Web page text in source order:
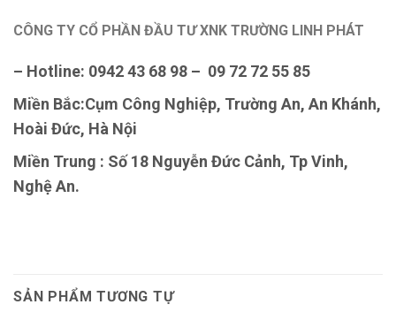
CÔNG TY CỔ PHẦN ĐẦU TƯ XNK TRƯỜNG LINH PHÁT
– Hotline: 0942 43 68 98 – 09 72 72 55 85
Miền Bắc:Cụm Công Nghiệp, Trường An, An Khánh,
Hoài Đức, Hà Nội
Miền Trung : Số 18 Nguyễn Đức Cảnh, Tp Vinh,
Nghệ An.
SẢN PHẨM TƯƠNG TỰ